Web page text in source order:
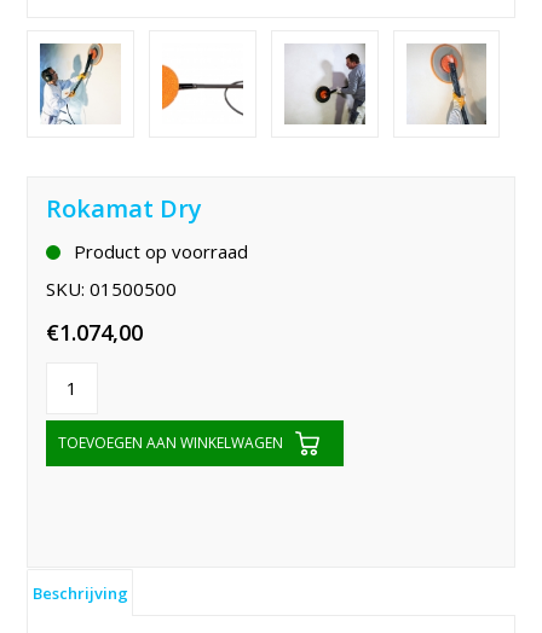
Rokamat Dry
Product op voorraad
SKU:01500500
€1.074,00
TOEVOEGEN AAN WINKELWAGEN
Beschrijving